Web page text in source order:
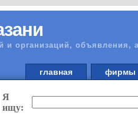
и организаций, объявления,
главная
Я
ищу: